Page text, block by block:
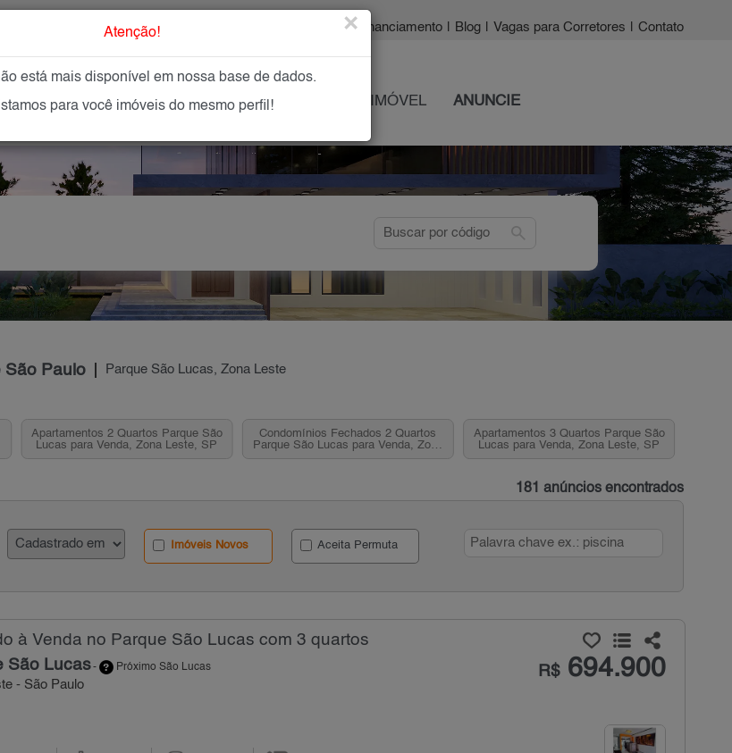
| Financiamento Blog Vagas para Corretores Contato
NOVOS IMOBILIÁRIAS OFEREÇA SEU IMÓVEL ANUNCIE
search
São Paulo Parque São Lucas, Zona Leste
Apartamentos 2 Quartos Parque São
Lucas para Venda, Zona Leste, SP
Condomínios Fechados 2 Quartos
Parque São Lucas para Venda, Zona
Apartamentos 3 Quartos Parque São
Lucas para Venda, Zona Leste, SP
181 anúncios encontrados
Imóveis Novos Aceita Permuta
à Venda no Parque São Lucas com 3 quartos
São Lucas- Próximo São Lucas
- São Paulo
R$694.900
Atenção! ×
está mais disponível em nossa base de dados.
para você imóveis do mesmo perfil!